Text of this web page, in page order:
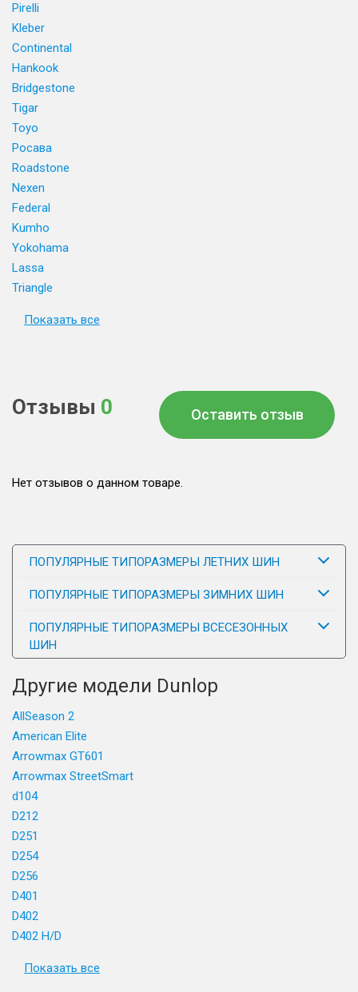
Pirelli
Kleber
Continental
Hankook
Bridgestone
Tigar
Toyo
Росава
Roadstone
Nexen
Federal
Kumho
Yokohama
Lassa
Triangle
Показать все
Отзывы 0 Оставить отзыв
Нет отзывов о данном товаре.
ПОПУЛЯРНЫЕ ТИПОРАЗМЕРЫ ЛЕТНИХ ШИН
ПОПУЛЯРНЫЕ ТИПОРАЗМЕРЫ ЗИМНИХ ШИН
ПОПУЛЯРНЫЕ ТИПОРАЗМЕРЫ ВСЕСЕЗОННЫХ
ШИН
Другие модели Dunlop
AllSeason 2
American Elite
Arrowmax GT601
Arrowmax StreetSmart
d104
D212
D251
D254
D256
D401
D402
D402 H/D
Показать все